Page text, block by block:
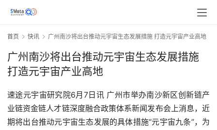
首页 快讯 广州南沙将出台推动元宇宙生态发展措施 打造元宇宙产业高地
广州南沙将出台推动元宇宙生态发展措施
打造元宇宙产业高地
速途元宇宙研究院6月7日讯 广州市举办南沙新区创新链产
业链资金链人才链深度融合政策体系新闻发布会上消息，近
期将出台推动元宇宙生态发展的具体措施“元宇宙九条”，为